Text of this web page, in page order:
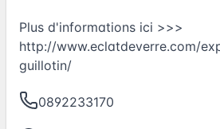
Plus d'informations ici >>>
http://www.eclatdeverre.com/
guillotin/
0892233170